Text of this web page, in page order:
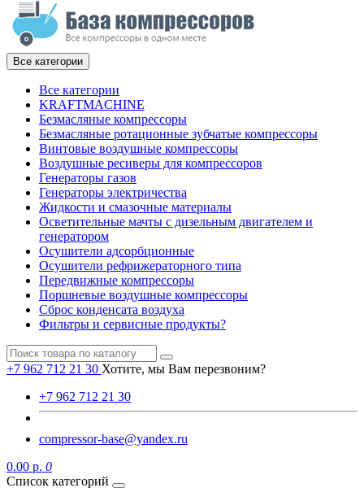
Все категории
Все категории
KRAFTMACHINE
Безмасляные компрессоры
Безмасляные ротационные зубчатые компрессоры
Винтовые воздушные компрессоры
Воздушные ресиверы для компрессоров
Генераторы газов
Генераторы электричества
Жидкости и смазочные материалы
Осветительные мачты с дизельным двигателем и
генератором
Осушители адсорбционные
Осушители рефрижераторного типа
Передвижные компрессоры
Поршневые воздушные компрессоры
Сброс конденсата воздуха
Фильтры и сервисные продукты?
+7 962 712 21 30 Хотите, мы Вам перезвоним?
+7 962 712 21 30
compressor-base@yandex.ru
0.00 р. 0
Список категорий